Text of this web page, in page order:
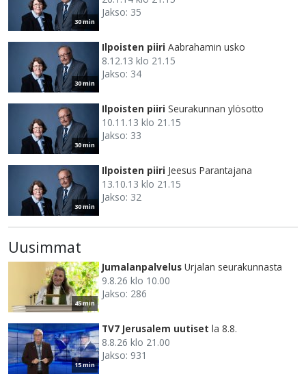
30 min
Jakso: 35
30 min
Ilpoisten piiri Aabrahamin usko
8.12.13 klo 21.15
Jakso: 34
30 min
Ilpoisten piiri Seurakunnan ylösotto
10.11.13 klo 21.15
Jakso: 33
30 min
Ilpoisten piiri Jeesus Parantajana
13.10.13 klo 21.15
Jakso: 32
Uusimmat
45 min
Jumalanpalvelus Urjalan seurakunnasta
9.8.26 klo 10.00
Jakso: 286
15 min
TV7 Jerusalem uutiset la 8.8.
8.8.26 klo 21.00
Jakso: 931